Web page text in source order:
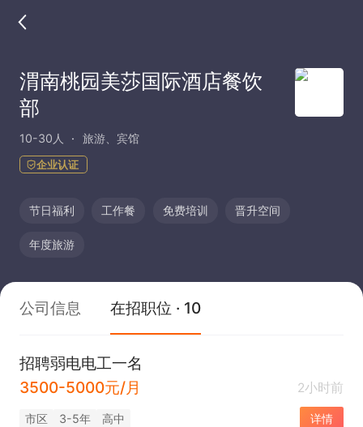
渭南桃园美莎国际酒店餐饮
部
10-30人 旅游、宾馆
企业认证
节日福利 工作餐 免费培训 晋升空间
年度旅游
公司信息 在招职位 · 10
招聘弱电电工一名
3500-5000元/月
2小时前
市区 3-5年 高中 详情